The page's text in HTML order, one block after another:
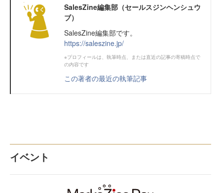
SalesZine編集部（セールスジンヘンシュウ
ブ）
SalesZine編集部です。
https://saleszine.jp/
※プロフィールは、執筆時点、または直近の記事の寄稿時点で
の内容です
この著者の最近の執筆記事
イベント